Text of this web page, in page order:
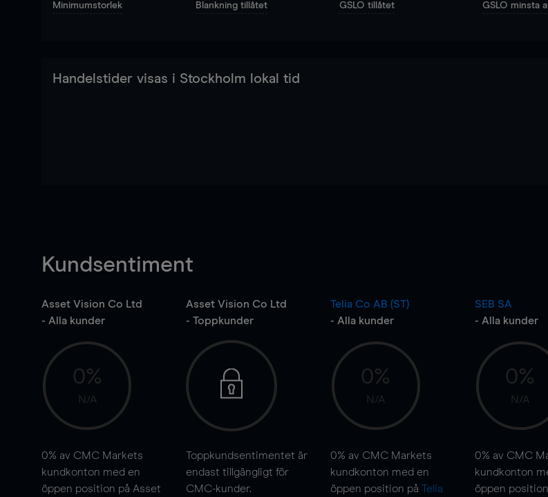
Minimumstorlek Blankning tillåtet GSLO tillåtet GSLO minsta
Handelstider visas i Stockholm lokal tid
Kundsentiment
Asset Vision Co Ltd
- Alla kunder
0%
N/A
0% av CMC Markets
kundkonton med en
öppen position på Asset
Asset Vision Co Ltd
- Toppkunder
Toppkundsentimentet är
endast tillgängligt för
CMC-kunder.
Telia Co AB (ST)
- Alla kunder
0%
N/A
0% av CMC Markets
kundkonton med en
öppen position på Telia
SEB SA
- Alla kunder
0%
N/A
0% av CMC
kundkonton
öppen